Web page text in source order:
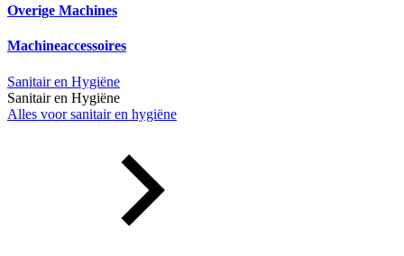
Overige Machines
Machineaccessoires
Sanitair en Hygiëne
Sanitair en Hygiëne
Alles voor sanitair en hygiëne